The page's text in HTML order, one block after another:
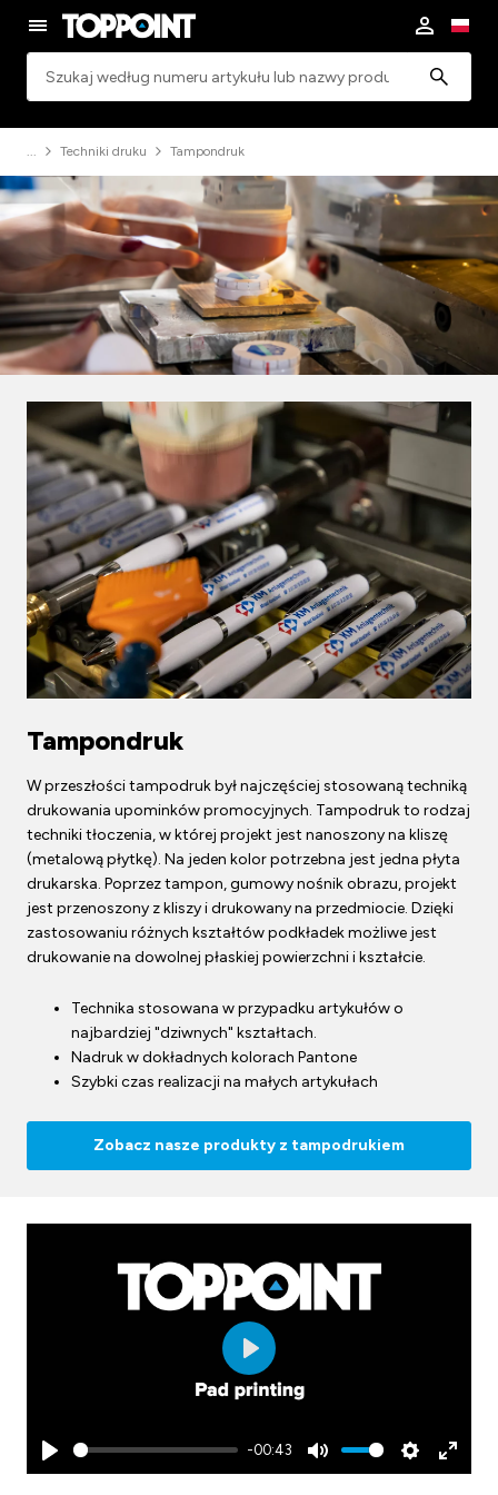
Techniki druku Tampondruk
Tampondruk
W przeszłości tampodruk był najczęściej stosowaną techniką
drukowania upominków promocyjnych. Tampodruk to rodzaj
techniki tłoczenia, w której projekt jest nanoszony na kliszę
(metalową płytkę). Na jeden kolor potrzebna jest jedna płyta
drukarska. Poprzez tampon, gumowy nośnik obrazu, projekt
jest przenoszony z kliszy i drukowany na przedmiocie. Dzięki
zastosowaniu różnych kształtów podkładek możliwe jest
drukowanie na dowolnej płaskiej powierzchni i kształcie.
Technika stosowana w przypadku artykułów o
najbardziej "dziwnych" kształtach.
Nadruk w dokładnych kolorach Pantone
Szybki czas realizacji na małych artykułach
Zobacz nasze produkty z tampodrukiem
Play
-00:43
Mute Settings
Enter
Play